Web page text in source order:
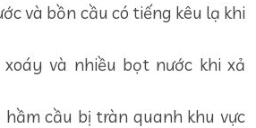
và bồn cầu có tiếng kêu lạ khi
và nhiều bọt nước khi xả
hầm cầu bị tràn quanh khu vực